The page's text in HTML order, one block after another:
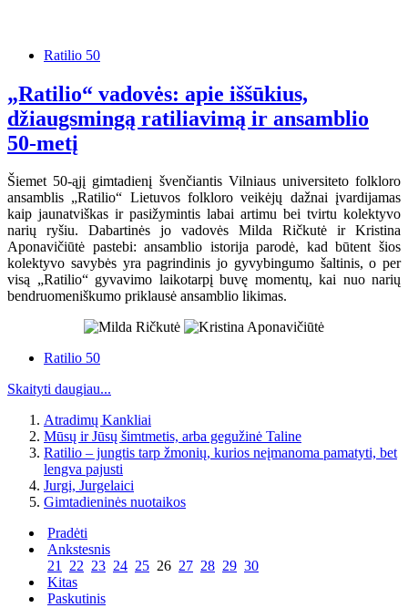
Ratilio 50
„Ratilio“ vadovės: apie iššūkius,
džiaugsmingą ratiliavimą ir ansamblio
50-metį
Šiemet 50-ąjį gimtadienį švenčiantis Vilniaus universiteto folkloro
ansamblis „Ratilio“ Lietuvos folkloro veikėjų dažnai įvardijamas
kaip jaunatviškas ir pasižymintis labai artimu bei tvirtu kolektyvo
narių ryšiu. Dabartinės jo vadovės Milda Ričkutė ir Kristina
Aponavičiūtė pastebi: ansamblio istorija parodė, kad būtent šios
kolektyvo savybės yra pagrindinis jo gyvybingumo šaltinis, o per
visą „Ratilio“ gyvavimo laikotarpį buvę momentų, kai nuo narių
bendruomeniškumo priklausė ansamblio likimas.
Ratilio 50
Skaityti daugiau...
Atradimų Kankliai
Mūsų ir Jūsų šimtmetis, arba gegužinė Taline
Ratilio – jungtis tarp žmonių, kurios neįmanoma pamatyti, bet
lengva pajusti
Jurgi, Jurgelaici
Gimtadieninės nuotaikos
Pradėti
Ankstesnis
21 22 23 24 25 26 27 28 29 30
Kitas
Paskutinis